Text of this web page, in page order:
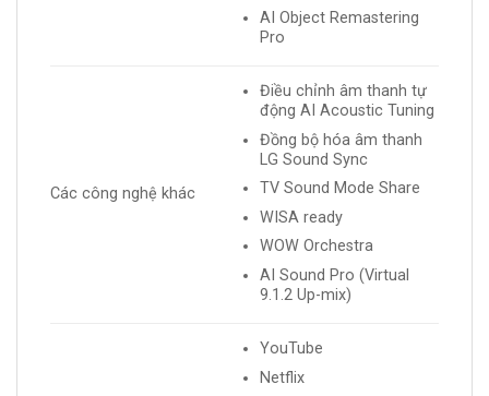
AI Object Remastering
Pro
Các công nghệ khác
Điều chỉnh âm thanh tự
động AI Acoustic Tuning
Đồng bộ hóa âm thanh
LG Sound Sync
TV Sound Mode Share
WISA ready
WOW Orchestra
AI Sound Pro (Virtual
9.1.2 Up-mix)
YouTube
Netflix